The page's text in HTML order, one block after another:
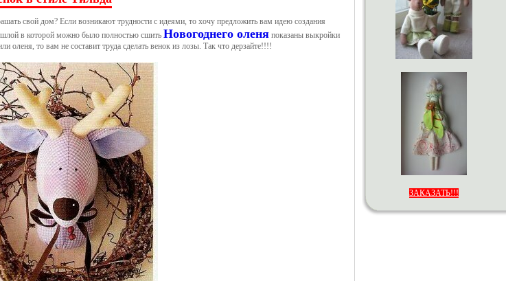
свой дом? Если возникают трудности с идеями, то хочу предложить вам идею создания
в которой можно было полностью сшить Новогоднего оленяпоказаны выкройки
оленя, то вам не составит труда сделать венок из лозы. Так что дерзайте!!!!
ЗАКАЗАТЬ!!!